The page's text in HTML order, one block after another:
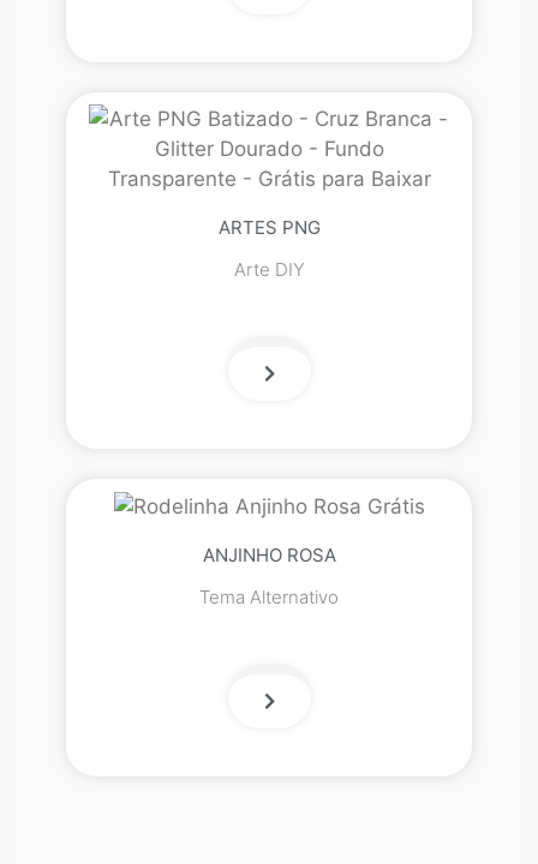
ARTES PNG
Arte DIY
ANJINHO ROSA
Tema Alternativo